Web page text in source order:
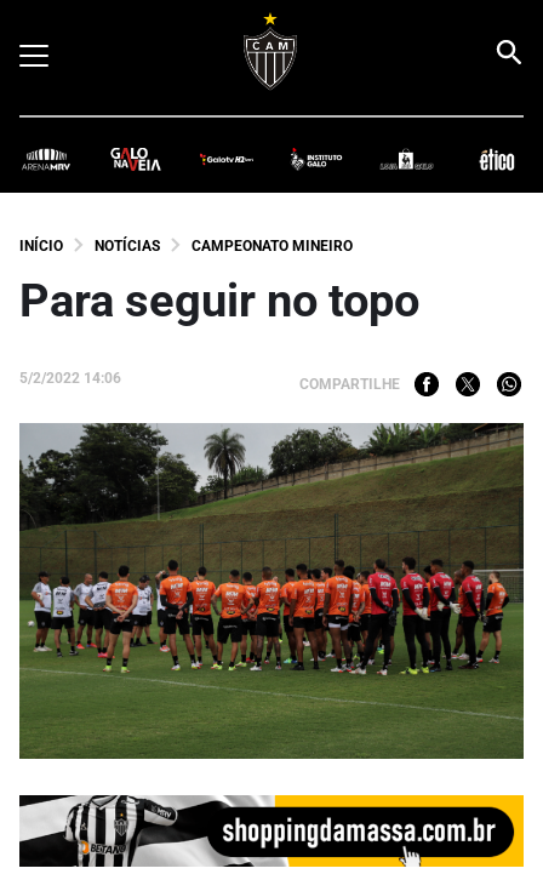
INÍCIO NOTÍCIAS CAMPEONATO MINEIRO
Para seguir no topo
5/2/2022 14:06 COMPARTILHE